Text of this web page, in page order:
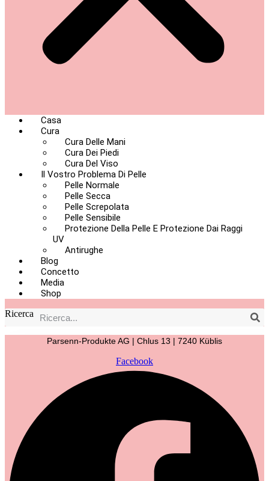
Casa
Cura
Cura Delle Mani
Cura Dei Piedi
Cura Del Viso
Il Vostro Problema Di Pelle
Pelle Normale
Pelle Secca
Pelle Screpolata
Pelle Sensibile
Protezione Della Pelle E Protezione Dai Raggi
UV
Antirughe
Blog
Concetto
Media
Shop
Ricerca
Parsenn-Produkte AG | Chlus 13 | 7240 Küblis
Facebook